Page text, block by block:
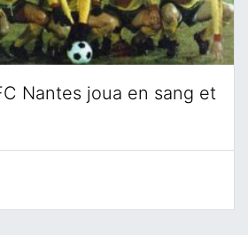
Nantes joua en sang et